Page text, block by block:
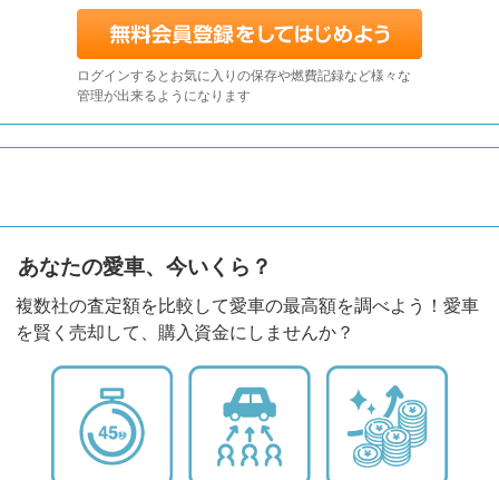
ログインするとお気に入りの保存や燃費記録など様々な
管理が出来るようになります
あなたの愛車、今いくら？
複数社の査定額を比較して愛車の最高額を調べよう！愛車
を賢く売却して、購入資金にしませんか？